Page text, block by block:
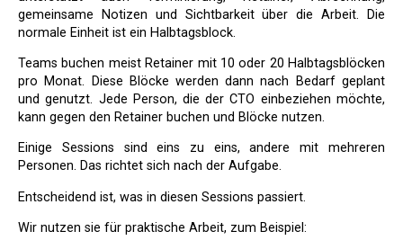
gemeinsame Notizen und Sichtbarkeit über die Arbeit. Die
normale Einheit ist ein Halbtagsblock.
Teams buchen meist Retainer mit 10 oder 20 Halbtagsblöcken
pro Monat. Diese Blöcke werden dann nach Bedarf geplant
und genutzt. Jede Person, die der CTO einbeziehen möchte,
kann gegen den Retainer buchen und Blöcke nutzen.
Einige Sessions sind eins zu eins, andere mit mehreren
Personen. Das richtet sich nach der Aufgabe.
Entscheidend ist, was in diesen Sessions passiert.
Wir nutzen sie für praktische Arbeit, zum Beispiel: